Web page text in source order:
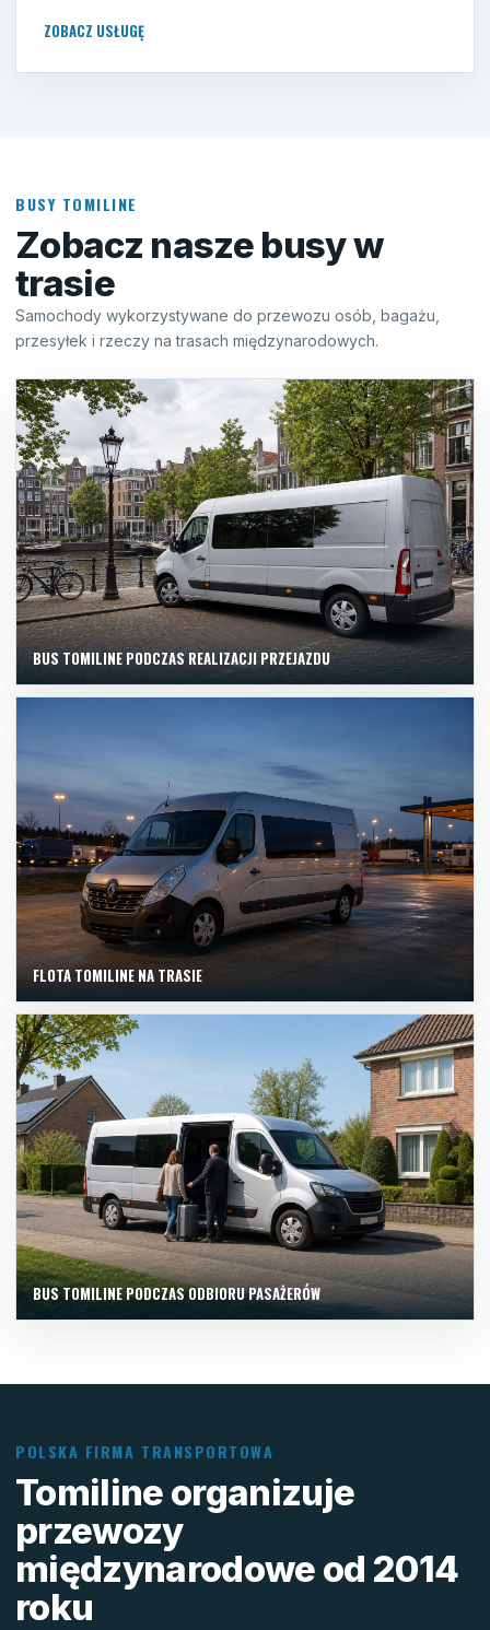
ZOBACZ USŁUGĘ
BUSY TOMILINE
Zobacz nasze busy w
trasie
Samochody wykorzystywane do przewozu osób, bagażu,
przesyłek i rzeczy na trasach międzynarodowych.
BUS TOMILINE PODCZAS REALIZACJI PRZEJAZDU
FLOTA TOMILINE NA TRASIE
BUS TOMILINE PODCZAS ODBIORU PASAŻERÓW
POLSKA FIRMA TRANSPORTOWA
Tomiline organizuje
przewozy
międzynarodowe od 2014
roku